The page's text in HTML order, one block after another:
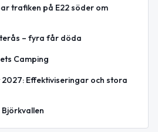
trafiken på E22 söder om
– fyra får döda
Camping
Effektiviseringar och stora